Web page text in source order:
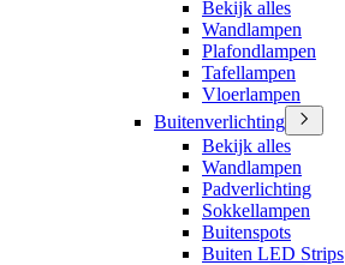
Bekijk alles
Wandlampen
Plafondlampen
Tafellampen
Vloerlampen
Buitenverlichting
Bekijk alles
Wandlampen
Padverlichting
Sokkellampen
Buitenspots
Buiten LED Strips